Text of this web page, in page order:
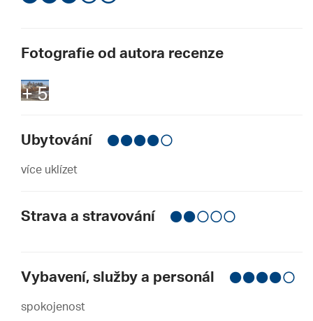
Fotografie od autora recenze
+ 5
Ubytování
více uklízet
Strava a stravování
Vybavení, služby a personál
spokojenost